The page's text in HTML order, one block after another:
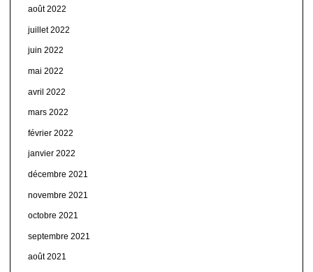
août 2022
juillet 2022
juin 2022
mai 2022
avril 2022
mars 2022
février 2022
janvier 2022
décembre 2021
novembre 2021
octobre 2021
septembre 2021
août 2021